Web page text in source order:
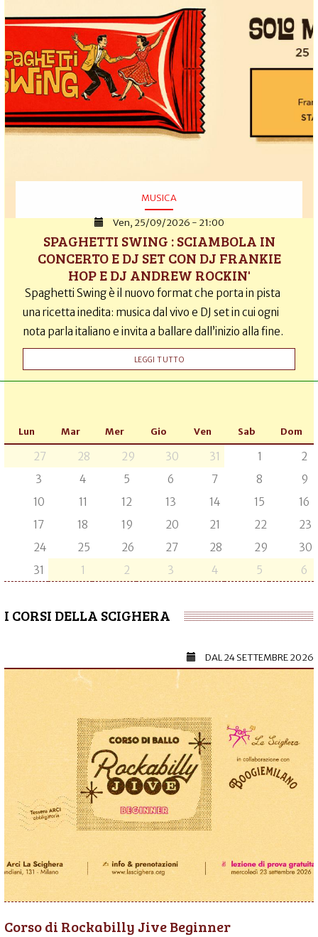
MUSICA
Ven, 25/09/2026 - 21:00
SPAGHETTI SWING : SCIAMBOLA IN
CONCERTO E DJ SET CON DJ FRANKIE
HOP E DJ ANDREW ROCKIN'
Spaghetti Swing è il nuovo format che porta in pista
una ricetta inedita: musica dal vivo e DJ set in cui ogni
nota parla italiano e invita a ballare dall’inizio alla fine.
LEGGI TUTTO
Lun Mar Mer Gio Ven Sab Dom
27 28 29 30 31 1
2
3
4 5 6 7 8
9
10
11 12 13 14 15
16
17
18 19 20 21 22
23
24
25 26 27 28 29
30
31
1 2 3 4 5 6
I CORSI DELLA SCIGHERA
DAL24 SETTEMBRE 2026
Corso di Rockabilly Jive Beginner